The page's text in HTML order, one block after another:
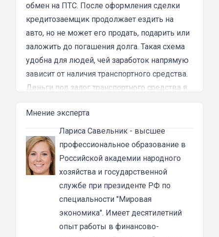
испытал в результате этого кредита...
обмен на ПТС. После оформления сделки
кредитозаемщик продолжает ездить на
авто, но не может его продать, подарить или
заложить до погашения долга. Такая схема
удобна для людей, чей заработок напрямую
зависит от наличия транспортного средства.
Деньги под залог транспортного средства в
Алексине
Собирать документы для получения
банковского кредита и неделями ждать
рассмотрения заявки — не самое приятное
занятие. Если есть возможность ускорить
процесс, ей стоит воспользоваться. Такую
возможность предоставляет автоломбард,
который выдаст вам необходимую сумму
денежных средств под залог вашего ТС.
В каких случаях необходим денежный займ
Мнение эксперта
Лариса Савельник- высшее
профессиональное образование в
Российской академии народного
хозяйства и государственной
службе при президенте РФ по
специальности "Мировая
экономика". Имеет десятилетний
опыт работы в финансово-